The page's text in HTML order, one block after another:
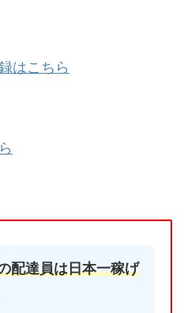
はこちら
配達員は日本一稼げ